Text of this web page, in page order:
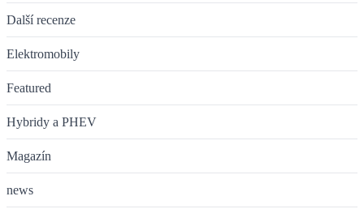
Další recenze
Elektromobily
Featured
Hybridy a PHEV
Magazín
news